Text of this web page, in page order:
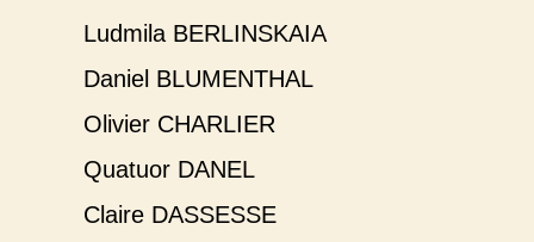
Ludmila BERLINSKAIA
Daniel BLUMENTHAL
Olivier CHARLIER
Quatuor DANEL
Claire DASSESSE